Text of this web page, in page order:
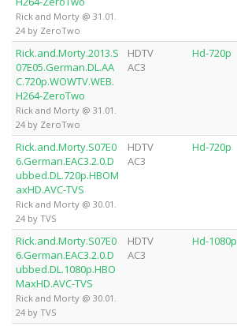
Rick and Morty @ 31.01.
24 by ZeroTwo
Rick.and.Morty.2013.S
07E05.German.DL.AA
C.720p.WOWTV.WEB.
H264-ZeroTwo
Rick and Morty @ 31.01.
24 by ZeroTwo
HDTV
AC3
Hd-720p
Rick.and.Morty.S07E0
6.German.EAC3.2.0.D
ubbed.DL.720p.HBOM
axHD.AVC-TVS
Rick and Morty @ 30.01.
24 by TVS
HDTV
AC3
Hd-720p
Rick.and.Morty.S07E0
6.German.EAC3.2.0.D
ubbed.DL.1080p.HBO
MaxHD.AVC-TVS
Rick and Morty @ 30.01.
24 by TVS
HDTV
AC3
Hd-1080p